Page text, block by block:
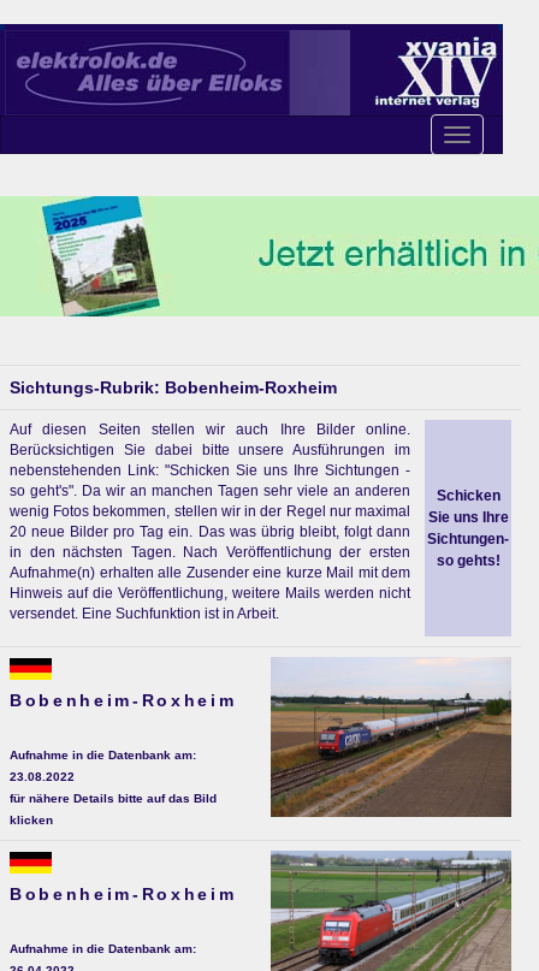
Toggle
navigation
Sichtungs-Rubrik: Bobenheim-Roxheim
Auf diesen Seiten stellen wir auch Ihre Bilder online.
Berücksichtigen Sie dabei bitte unsere Ausführungen im
nebenstehenden Link: "Schicken Sie uns Ihre Sichtungen -
so geht's". Da wir an manchen Tagen sehr viele an anderen
wenig Fotos bekommen, stellen wir in der Regel nur maximal
20 neue Bilder pro Tag ein. Das was übrig bleibt, folgt dann
in den nächsten Tagen. Nach Veröffentlichung der ersten
Aufnahme(n) erhalten alle Zusender eine kurze Mail mit dem
Hinweis auf die Veröffentlichung, weitere Mails werden nicht
versendet. Eine Suchfunktion ist in Arbeit.
Schicken
Sie uns Ihre
Sichtungen-
so gehts!
Bobenheim-Roxheim
Aufnahme in die Datenbank am:
23.08.2022
für nähere Details bitte auf das Bild
klicken
Bobenheim-Roxheim
Aufnahme in die Datenbank am: